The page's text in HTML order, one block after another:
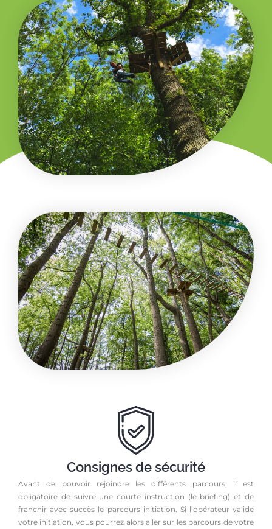
Consignes de sécurité
Avant de pouvoir rejoindre les différents parcours, il est
obligatoire de suivre une courte instruction (le briefing) et de
franchir avec succès le parcours initiation. Si l’opérateur valide
votre initiation, vous pourrez alors aller sur les parcours de votre